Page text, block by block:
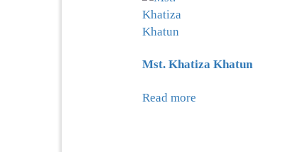
Mst. Khatiza Khatun
Read more